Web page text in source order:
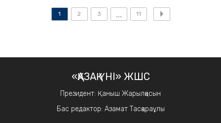
1 2 3 11
«ҚАЗАҚ ҮНІ» ЖШС
Президент: Қаныш Жарылқасын
Бас редактор: Азамат Тасқараұлы